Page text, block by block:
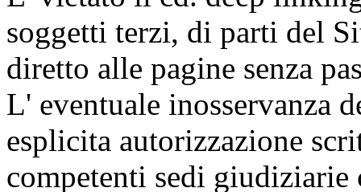
soggetti terzi, di parti del
diretto alle pagine senza
L' eventuale inosservanza
esplicita autorizzazione
competenti sedi